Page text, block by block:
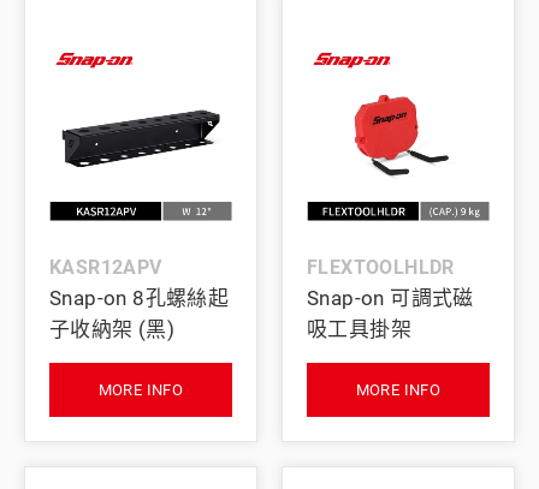
KASR12APV
Snap-on 8孔螺絲起
子收納架 (黑)
MORE INFO
FLEXTOOLHLDR
Snap-on 可調式磁
吸工具掛架
MORE INFO